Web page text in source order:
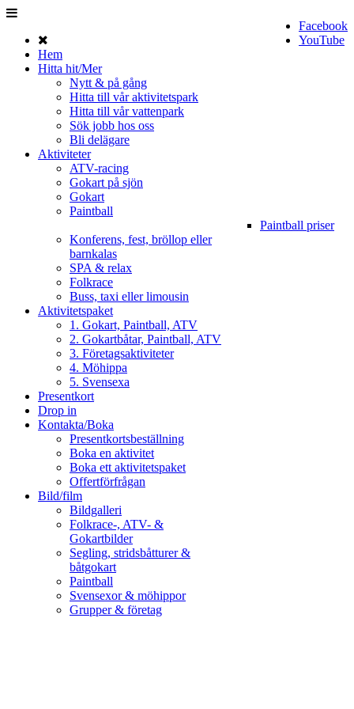
Facebook
YouTube
Hem
Hitta hit/Mer
Nytt & på gång
Hitta till vår aktivitetspark
Hitta till vår vattenpark
Sök jobb hos oss
Bli delägare
Aktiviteter
ATV-racing
Gokart på sjön
Gokart
Paintball
Paintball priser
Konferens, fest, bröllop eller
barnkalas
SPA & relax
Folkrace
Buss, taxi eller limousin
Aktivitetspaket
1. Gokart, Paintball, ATV
2. Gokartbåtar, Paintball, ATV
3. Företagsaktiviteter
4. Möhippa
5. Svensexa
Presentkort
Drop in
Kontakta/Boka
Presentkortsbeställning
Boka en aktivitet
Boka ett aktivitetspaket
Offertförfrågan
Bild/film
Bildgalleri
Folkrace-, ATV- &
Gokartbilder
Segling, stridsbåtturer &
båtgokart
Paintball
Svensexor & möhippor
Grupper & företag